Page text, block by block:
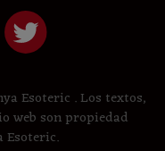
Esoteric . Los textos,
web son propiedad
Esoteric.